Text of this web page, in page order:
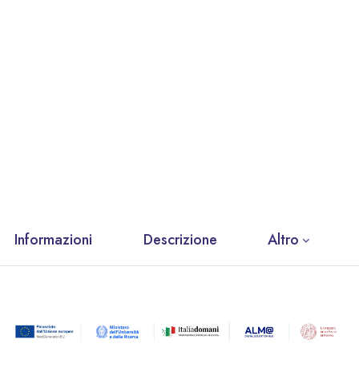
Informazioni Descrizione Altro